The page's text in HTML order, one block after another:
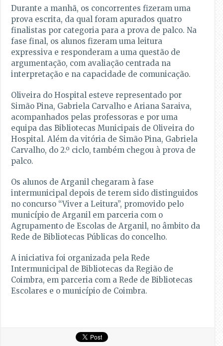
Durante a manhã, os concorrentes fizeram uma
prova escrita, da qual foram apurados quatro
finalistas por categoria para a prova de palco. Na
fase final, os alunos fizeram uma leitura
expressiva e responderam a uma questão de
argumentação, com avaliação centrada na
interpretação e na capacidade de comunicação.
Oliveira do Hospital esteve representado por
Simão Pina, Gabriela Carvalho e Ariana Saraiva,
acompanhados pelas professoras e por uma
equipa das Bibliotecas Municipais de Oliveira do
Hospital. Além da vitória de Simão Pina, Gabriela
Carvalho, do 2.º ciclo, também chegou à prova de
palco.
Os alunos de Arganil chegaram à fase
intermunicipal depois de terem sido distinguidos
no concurso “Viver a Leitura”, promovido pelo
município de Arganil em parceria com o
Agrupamento de Escolas de Arganil, no âmbito da
Rede de Bibliotecas Públicas do concelho.
A iniciativa foi organizada pela Rede
Intermunicipal de Bibliotecas da Região de
Coimbra, em parceria com a Rede de Bibliotecas
Escolares e o município de Coimbra.